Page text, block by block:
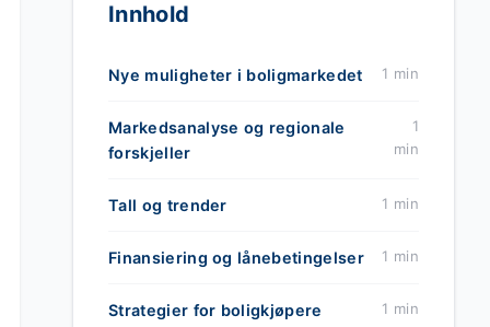
Innhold
Nye muligheter i boligmarkedet 1 min
Markedsanalyse og regionale
forskjeller
1
min
Tall og trender 1 min
Finansiering og lånebetingelser 1 min
Strategier for boligkjøpere 1 min